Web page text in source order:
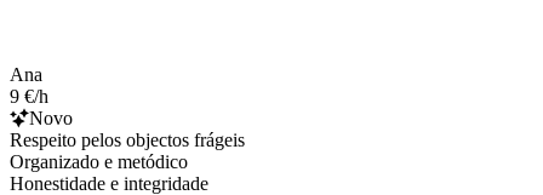
Ana
9 €/h
Novo
Respeito pelos objectos frágeis
Organizado e metódico
Honestidade e integridade